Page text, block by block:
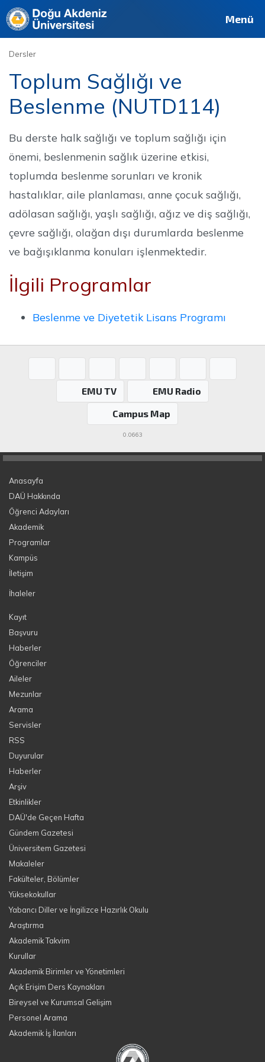
Site Personel
Deutsch Français Menü
Dersler
Toplum Sağlığı ve
Beslenme (NUTD114)
Bu derste halk sağlığı ve toplum sağlığı için
önemi, beslenmenin sağlık üzerine etkisi,
toplumda beslenme sorunları ve kronik
hastalıklar, aile planlaması, anne çocuk sağlığı,
adölasan sağlığı, yaşlı sağlığı, ağız ve diş sağlığı,
çevre sağlığı, olağan dışı durumlarda beslenme
ve bağışıklanma konuları işlenmektedir.
İlgili Programlar
Beslenme ve Diyetetik Lisans Programı
EMU TV
EMU Radio
Campus Map
0.0663
Anasayfa
DAÜ Hakkında
Öğrenci Adayları
Akademik
Programlar
Kampüs
İletişim
İhaleler
Kayıt
Başvuru
Haberler
Öğrenciler
Aileler
Mezunlar
Arama
Servisler
RSS
Duyurular
Haberler
Arşiv
Etkinlikler
DAÜ'de Geçen Hafta
Gündem Gazetesi
Üniversitem Gazetesi
Makaleler
Fakülteler, Bölümler
Yüksekokullar
Yabancı Diller ve İngilizce Hazırlık Okulu
Araştırma
Akademik Takvim
Kurullar
Akademik Birimler ve Yönetimleri
Açık Erişim Ders Kaynakları
Bireysel ve Kurumsal Gelişim
Personel Arama
Akademik İş İlanları